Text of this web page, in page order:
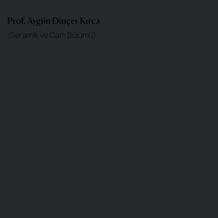
Prof. Aygün Dinçer Kırca
(Seramik ve Cam Bölümü)